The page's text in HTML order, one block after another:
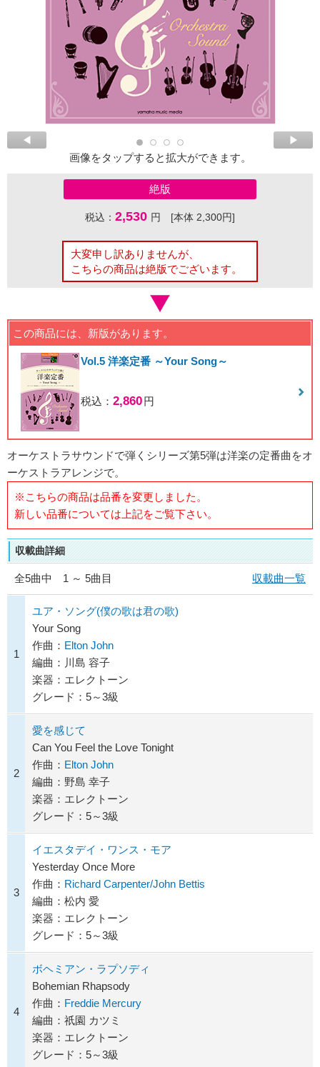
画像をタップすると拡大ができます。
絶版
税込： 2,530 円 [本体 2,300円]
大変申し訳ありませんが、
こちらの商品は絶版でございます。
この商品には、新版があります。
Vol.5 洋楽定番 ～Your Song～
税込： 2,860円
オーケストラサウンドで弾くシリーズ第5弾は洋楽の定番曲をオ
ーケストラアレンジで。
※こちらの商品は品番を変更しました。
新しい品番については上記をご覧下さい。
収載曲詳細
全5曲中 1 ～ 5曲目 収載曲一覧
1
ユア・ソング(僕の歌は君の歌)
Your Song
作曲： Elton John
編曲：川島 容子
楽器：エレクトーン
グレード：5～3級
2
愛を感じて
Can You Feel the Love Tonight
作曲： Elton John
編曲：野島 幸子
楽器：エレクトーン
グレード：5～3級
3
イエスタデイ・ワンス・モア
Yesterday Once More
作曲： Richard Carpenter/John Bettis
編曲：松内 愛
楽器：エレクトーン
グレード：5～3級
4
ボヘミアン・ラプソディ
Bohemian Rhapsody
作曲： Freddie Mercury
編曲：祇園 カツミ
楽器：エレクトーン
グレード：5～3級